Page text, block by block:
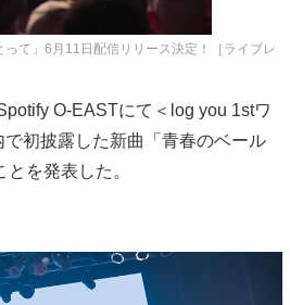
て」6月11日配信リリース決定！［ライブレ
O-EASTにて＜log you 1stワ
初披露した新曲「青春のベール
を発表した。